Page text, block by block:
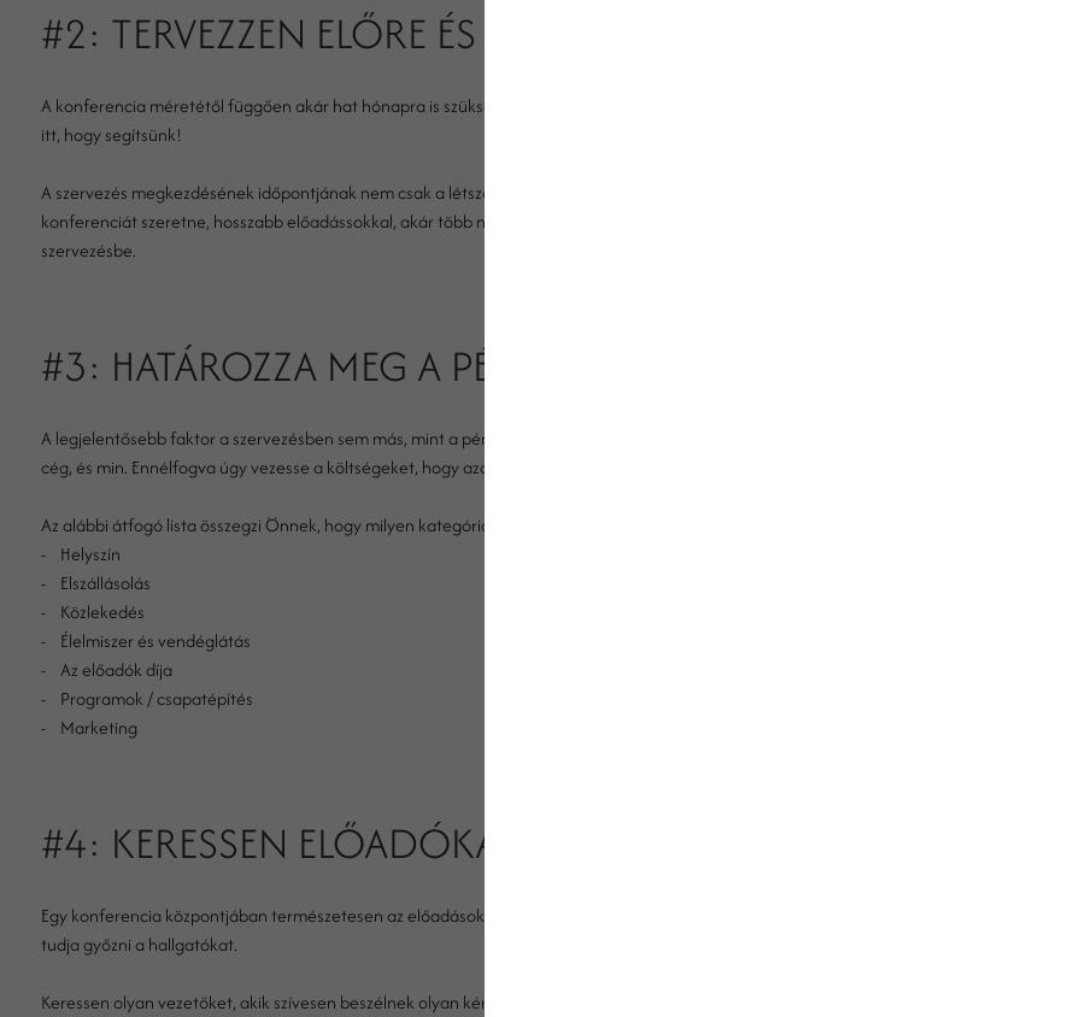
#2: TERVEZZEN ELŐRE ÉS OSSZA BE AZ IDEJÉT!
A konferencia méretétől függően akár hat hónapra is szükség lehet a tervezéshez. De ne essen kétségbe, ha nincs ideje, azért vagyunk
itt, hogy segítsünk!
A szervezés megkezdésének időpontjának nem csak a létszámtól, de egyéb tényezőktől is függenie kell. Például, ha egy nagyobb
konferenciát szeretne, hosszabb előadássokkal, akár több napos rendezvényt, akkor nem fog egy héttel előtte belekezdeni a
szervezésbe.
#3: HATÁROZZA MEG A PÉNZÜGYI KERETET!
A legjelentősebb faktor a szervezésben sem más, mint a pénz. Nagyvalószínűséggel, a főnöke majd tudni szeretné, hogy mennyit költ a
cég, és min. Ennélfogva úgy vezesse a költségeket, hogy azok könnyen átláthatóak legyenek!
Az alábbi átfogó lista összegzi Önnek, hogy milyen kategóriák között kell majd szétosztania a rendezvény pénzügyi keretét:
- Helyszín
- Elszállásolás
- Közlekedés
- Élelmiszer és vendéglátás
- Az előadók díja
- Programok / csapatépítés
- Marketing
#4: KERESSEN ELŐADÓKAT!
Egy konferencia központjában természetesen az előadások állnak. Mondhatni ezen múlik az esemény sikere. Egy jó előadó bármiről meg
tudja győzni a hallgatókat.
Keressen olyan vezetőket, akik szívesen beszélnek olyan kérdésekről, amik beleillenek a rendezvény témájába! Készítsen egy listát